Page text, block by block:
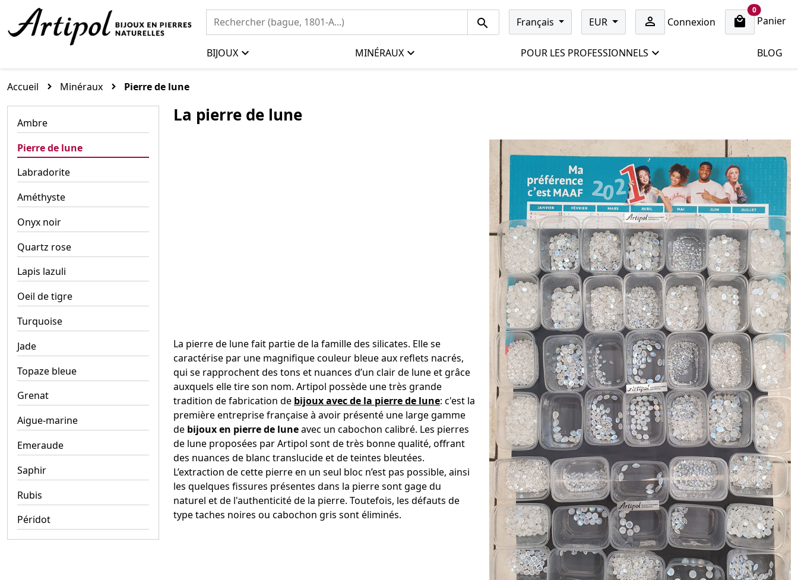
Français EUR Connexion 
0cart items
Panier
BIJOUX MINÉRAUX POUR LES PROFESSIONNELS BLOG
Accueil Minéraux Pierre de lune
Ambre
Pierre de lune
Labradorite
Améthyste
Onyx noir
Quartz rose
Lapis lazuli
Oeil de tigre
Turquoise
Jade
Topaze bleue
Grenat
Aigue-marine
Emeraude
Saphir
Rubis
Péridot
La pierre de lune
La pierre de lune fait partie de la famille des silicates. Elle se
caractérise par une magnifique couleur bleue aux reflets nacrés,
qui se rapprochent des tons et nuances d’un clair de lune et grâce
auxquels elle tire son nom. Artipol possède une très grande
tradition de fabrication de bijoux avec de la pierre de lune: c'est la
première entreprise française à avoir présenté une large gamme
de bijoux en pierre de luneavec un cabochon calibré. Les pierres
de lune proposées par Artipol sont de très bonne qualité, offrant
des nuances de blanc translucide et de teintes bleutées.
L’extraction de cette pierre en un seul bloc n’est pas possible, ainsi
les quelques fissures présentes dans la pierre sont gage du
naturel et de l'authenticité de la pierre. Toutefois, les défauts de
type taches noires ou cabochon gris sont éliminés.